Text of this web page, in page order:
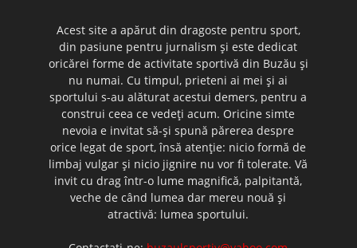
Acest site a apărut din dragoste pentru sport,
din pasiune pentru jurnalism şi este dedicat
oricărei forme de activitate sportivă din Buzău şi
nu numai. Cu timpul, prieteni ai mei şi ai
sportului s-au alăturat acestui demers, pentru a
construi ceea ce vedeţi acum. Oricine simte
nevoia e invitat să-şi spună părerea despre
orice legat de sport, însă atenţie: nicio formă de
limbaj vulgar şi nicio jignire nu vor fi tolerate. Vă
invit cu drag într-o lume magnifică, palpitantă,
veche de când lumea dar mereu nouă şi
atractivă: lumea sportului.